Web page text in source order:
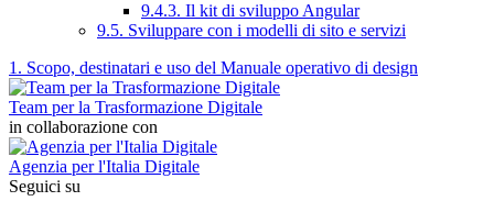
9.4.3. Il kit di sviluppo Angular
9.5. Sviluppare con i modelli di sito e servizi
1. Scopo, destinatari e uso del Manuale operativo di design
Team per la Trasformazione Digitale
in collaborazione con
Agenzia per l'Italia Digitale
Seguici su